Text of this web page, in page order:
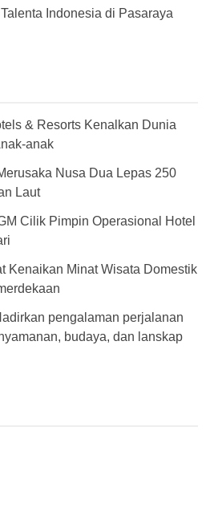
Indonesia di Pasaraya
& Resorts Kenalkan Dunia
anak
Nusa Dua Lepas 250
Laut
Cilik Pimpin Operasional Hotel
Kenaikan Minat Wisata Domestik
pengalaman perjalanan
budaya, dan lanskap